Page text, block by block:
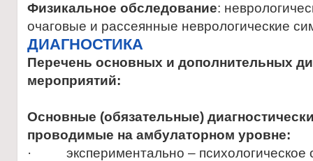
Физикальное обследование:
очаговые и рассеянные неврологические
ДИАГНОСТИКА
Перечень основных и дополнительных
мероприятий:
Основные (обязательные)
проводимые на амбулаторном уровне:
· экспериментально – психологическое